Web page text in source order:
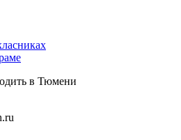
в Тюмени